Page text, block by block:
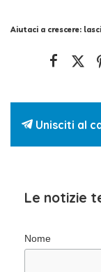
Aiutaci a crescere:
Unisciti al
Le notizie
Nome